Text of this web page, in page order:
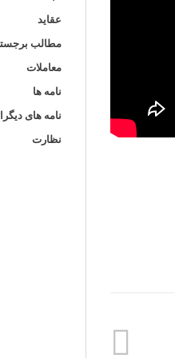
عقاید
مطالب
معاملات
نامه ها
نامه های
نظارت